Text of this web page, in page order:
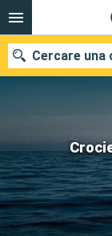
Cercare una
Le nostre
Mesi di
Porti